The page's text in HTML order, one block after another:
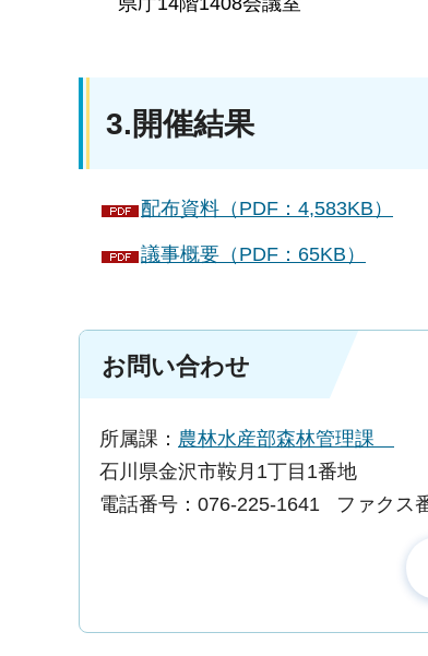
3.開催結果
配布資料（PDF：4,583KB）
議事概要（PDF：65KB）
お問い合わせ
所属課： 農林水産部森林管理課
石川県金沢市鞍月1丁目1番地
電話番号：076-225-1641
ファクス